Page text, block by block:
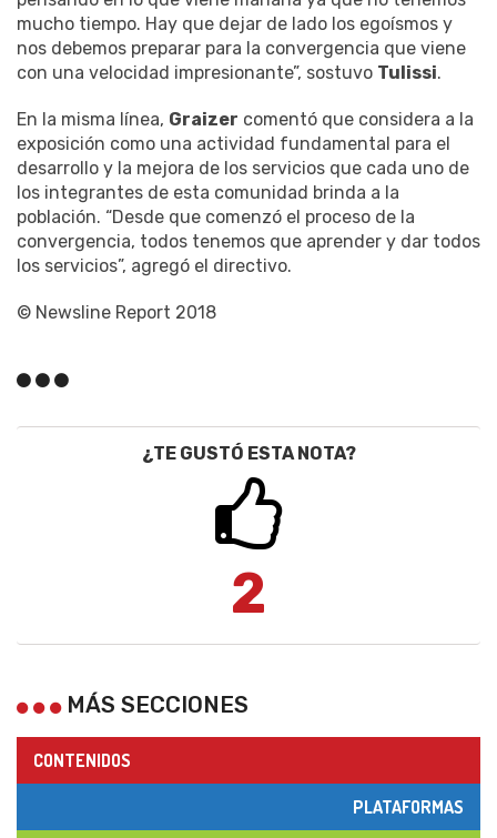
mucho tiempo. Hay que dejar de lado los egoísmos y
nos debemos preparar para la convergencia que viene
con una velocidad impresionante”, sostuvo Tulissi.
En la misma línea, Graizer comentó que considera a la
exposición como una actividad fundamental para el
desarrollo y la mejora de los servicios que cada uno de
los integrantes de esta comunidad brinda a la
población. “Desde que comenzó el proceso de la
convergencia, todos tenemos que aprender y dar todos
los servicios”, agregó el directivo.
© Newsline Report 2018
¿TE GUSTÓ ESTA NOTA?
2
MÁS SECCIONES
CONTENIDOS
PLATAFORMAS